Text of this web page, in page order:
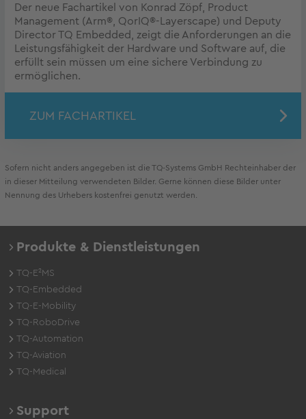
Der neue Fachartikel von Konrad Zöpf, Product
Management (Arm®, QorIQ®-Layerscape) und Deputy
Director TQ Embedded, zeigt die Anforderungen an die
Leistungsfähigkeit der Hardware und Software auf, die
erfüllt sein müssen um eine sichere Verbindung zu
ermöglichen.
ZUM FACHARTIKEL
Sofern nicht anders angegeben ist die TQ-Systems GmbH Rechteinhaber der
in dieser Mitteilung verwendeten Bilder. Gerne können diese Bilder unter
Nennung des Urhebers kostenfrei genutzt werden.
Produkte & Dienstleistungen
TQ-E²MS
TQ-Embedded
TQ-E-Mobility
TQ-RoboDrive
TQ-Automation
TQ-Aviation
TQ-Medical
Support